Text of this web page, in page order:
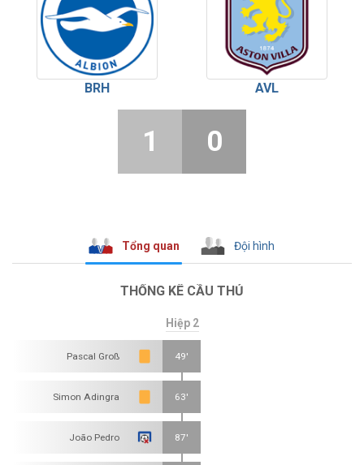
BRH AVL
1 0
Tổng quan Đội hình
THỐNG KÊ CẦU THỦ
Hiệp 2
Pascal Groß 49'
Simon Adingra 63'
João Pedro 87'